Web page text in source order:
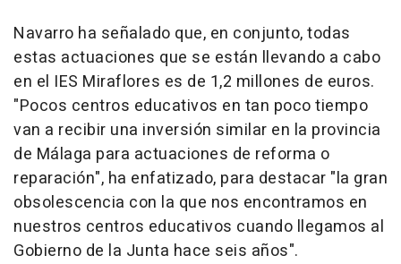
Navarro ha señalado que, en conjunto, todas
estas actuaciones que se están llevando a cabo
en el IES Miraflores es de 1,2 millones de euros.
"Pocos centros educativos en tan poco tiempo
van a recibir una inversión similar en la provincia
de Málaga para actuaciones de reforma o
reparación", ha enfatizado, para destacar "la gran
obsolescencia con la que nos encontramos en
nuestros centros educativos cuando llegamos al
Gobierno de la Junta hace seis años".